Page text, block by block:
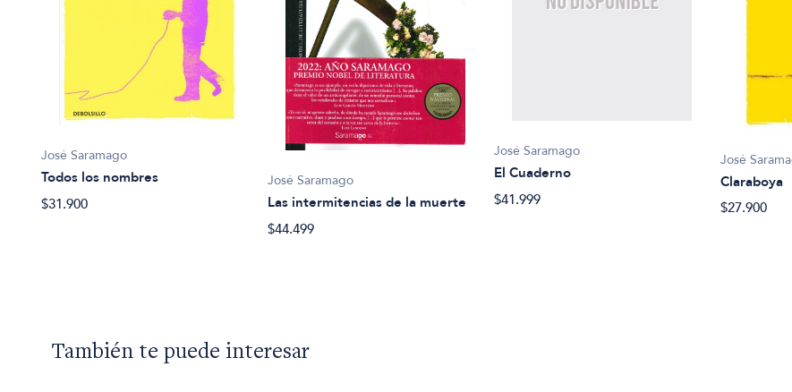
José Saramago
Todos los nombres
$31.900
José Saramago
Las intermitencias de la muerte
$44.499
José Saramago
El Cuaderno
$41.999
José
Claraboya
$27.900
También te puede interesar